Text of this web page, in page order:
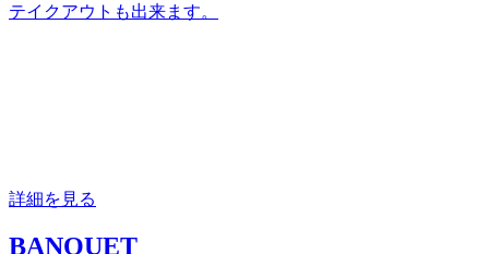
テイクアウトも出来ます。
詳細を見る
BANQUET